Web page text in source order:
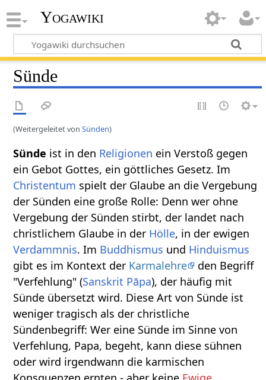
Yogawiki
Sünde
(Weitergeleitet vonSünden)
Sünde ist in den Religionen ein Verstoß gegen
ein Gebot Gottes, ein göttliches Gesetz. Im
Christentum spielt der Glaube an die Vergebung
der Sünden eine große Rolle: Denn wer ohne
Vergebung der Sünden stirbt, der landet nach
christlichem Glaube in der Hölle, in der ewigen
Verdammnis. Im Buddhismus und Hinduismus
gibt es im Kontext der Karmalehre
den Begriff
"Verfehlung" (Sanskrit Pāpa), der häufig mit
Sünde übersetzt wird. Diese Art von Sünde ist
weniger tragisch als der christliche
Sündenbegriff: Wer eine Sünde im Sinne von
Verfehlung, Papa, begeht, kann diese sühnen
oder wird irgendwann die karmischen